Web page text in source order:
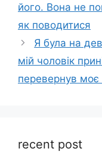
його. Вона не
як поводитися
Я була на
мій чоловік
перевернув моє
recent post